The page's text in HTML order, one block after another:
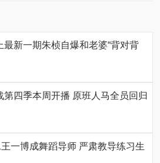
最新一期朱桢自爆和老婆“背对背
第四季本周开播 原班人马全员回归
一博成舞蹈导师 严肃教导练习生